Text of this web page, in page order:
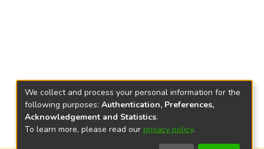
We collect and process your personal information for the
following purposes: Authentication, Preferences,
Acknowledgement and Statistics.
To learn more, please read our privacy policy.